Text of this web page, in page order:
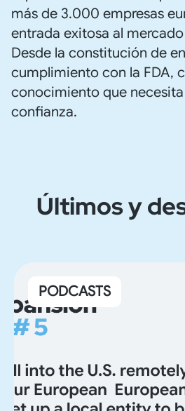
más de 3.000 empresas
entrada exitosa al
Desde la constitución de
cumplimiento con la FDA,
conocimiento que
confianza.
Últimos y
PODCASTS